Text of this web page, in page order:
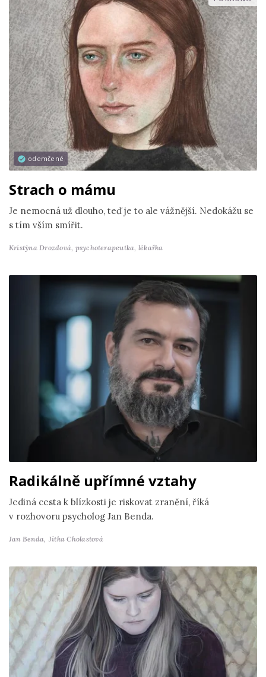
odemčené
Strach o mámu
Je nemocná už dlouho, teď je to ale vážnější. Nedokážu se
s tím vším smířit.
Kristýna Drozdová, psychoterapeutka, lékařka
Radikálně upřímné vztahy
Jediná cesta k blízkosti je riskovat zranění, říká
v rozhovoru psycholog Jan Benda.
Jan Benda, Jitka Cholastová